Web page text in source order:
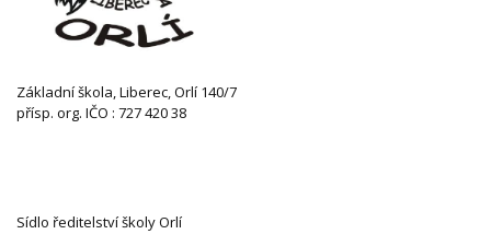
Základní škola, Liberec, Orlí 140/7
přísp. org. IČO : 727 420 38
Sídlo ředitelství školy Orlí